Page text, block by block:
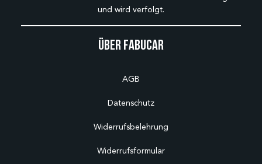
Über Fabucar
AGB
Datenschutz
Widerrufsbelehrung
Widerrufsformular
und wird verfolgt.